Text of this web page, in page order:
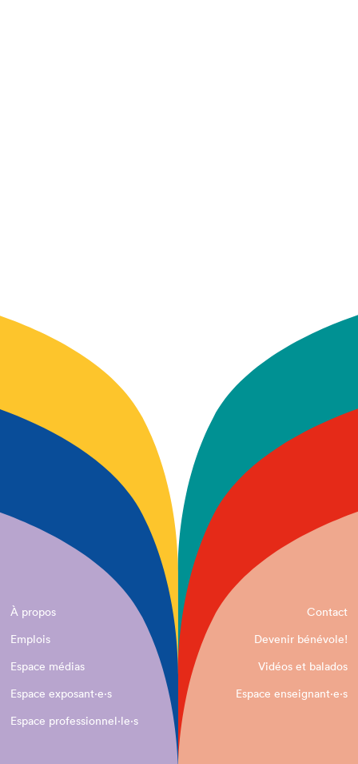
À propos
Contact
Emplois
Devenir bénévole!
Espace médias
Vidéos et balados
Espace exposant·e⋅s
Espace enseignant·e⋅s
Espace professionnel·le⋅s